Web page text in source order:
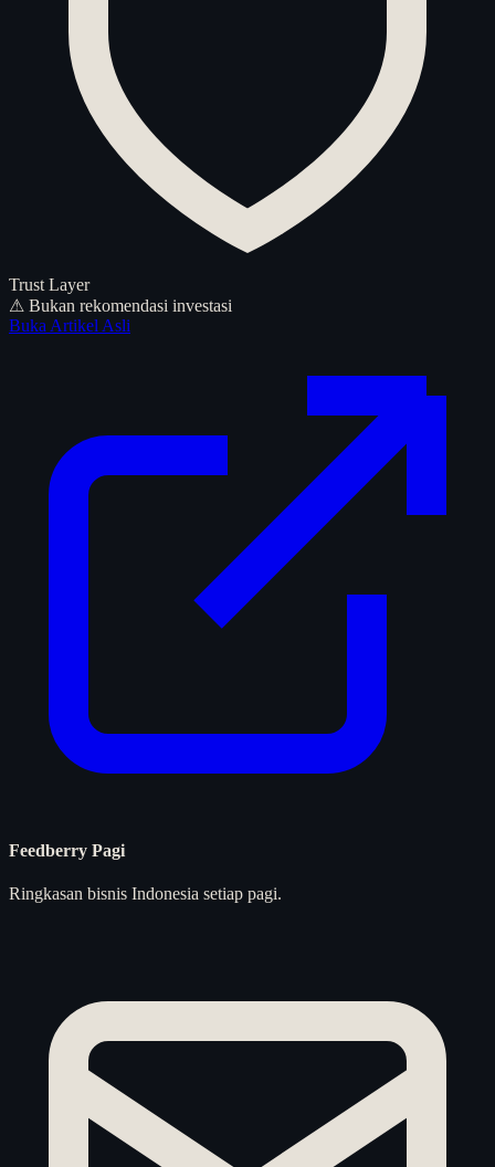
Trust Layer
⚠ Bukan rekomendasi investasi
Buka Artikel Asli
Feedberry Pagi
Ringkasan bisnis Indonesia setiap pagi.